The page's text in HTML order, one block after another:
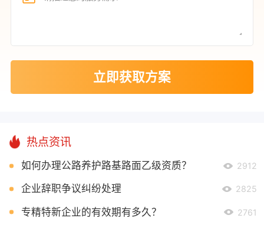
立即获取方案
热点资讯
如何办理公路养护路基路面乙级资质？ 2912
企业辞职争议纠纷处理 2825
专精特新企业的有效期有多久？ 2761